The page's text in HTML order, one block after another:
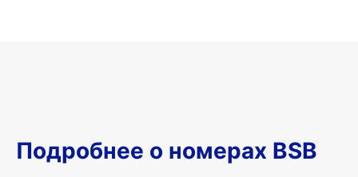
Подробнее о номерах BSB